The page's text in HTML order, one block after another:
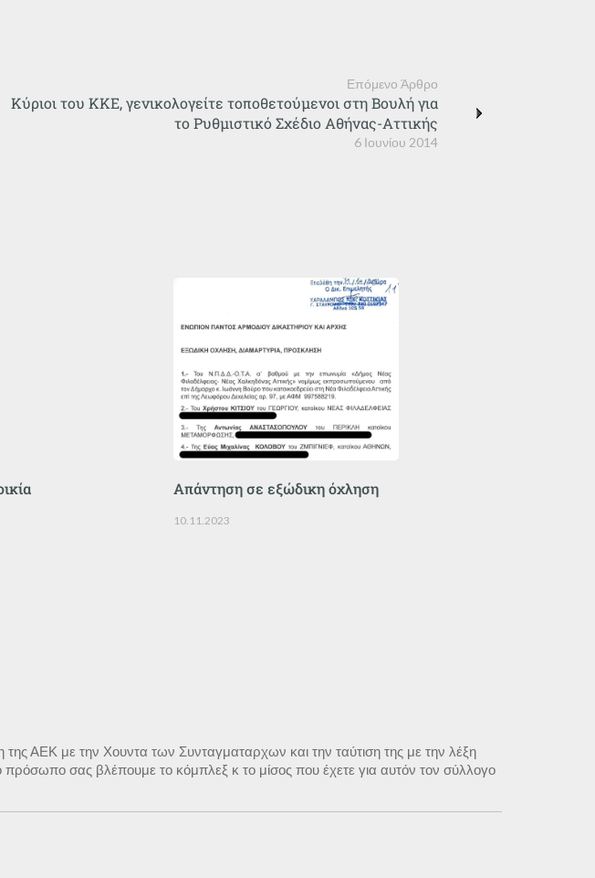
Επόμενο Άρθρο
6 Ιουνίου 2014
Κύριοι του ΚΚΕ, γενικολογείτε τοποθετούμενοι στη Βουλή για
το Ρυθμιστικό Σχέδιο Αθήνας-Αττικής
Απάντηση σε εξώδικη όχληση
10.11.2023
της ΑΕΚ με την Χουντα των Συνταγματαρχων και την ταύτιση της με την λέξη
σας βλέπουμε το κόμπλεξ κ το μίσος που έχετε για αυτόν τον σύλλογο